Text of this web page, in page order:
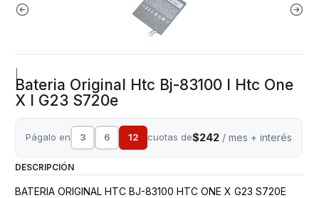
Bateria Original Htc Bj-83100 I Htc One
X I G23 S720e
Págalo en 3 6 12 cuotas de$242 / mes + interés
DESCRIPCIÓN
BATERIA ORIGINAL HTC BJ-83100 HTC ONE X G23 S720E